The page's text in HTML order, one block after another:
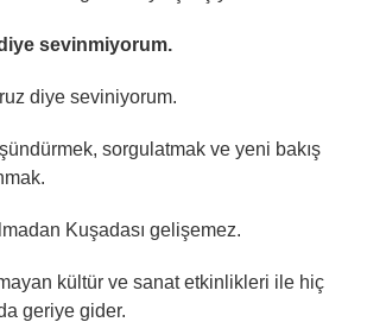
sevinmiyorum.
diye seviniyorum.
sorgulatmak ve yeni bakış
Kuşadası gelişemez.
kültür ve sanat etkinlikleri ile hiç
geriye gider.